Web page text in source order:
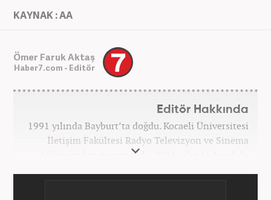
KAYNAK : AA
Ömer Faruk Aktaş
Haber7.com - Editör
Editör Hakkında
1991 yılında Bayburt’ta doğdu. Kocaeli Üniversitesi
İletişim Fakültesi Radyo Televizyon ve Sinema
bölümünden mezun oldu. 2016 yılında Anadolu